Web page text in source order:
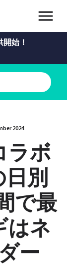
始！
2024
ラボ
日別
で最
はネ
ー